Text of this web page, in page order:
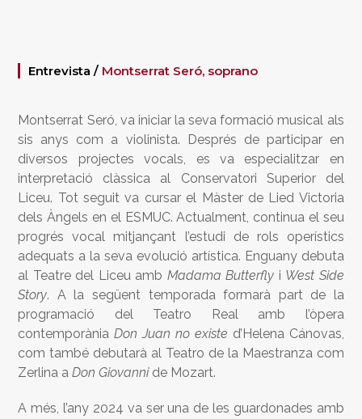
Entrevista / Montserrat Seró, soprano
Montserrat Seró, va iniciar la seva formació musical als
sis anys com a violinista. Després de participar en
diversos projectes vocals, es va especialitzar en
interpretació clàssica al Conservatori Superior del
Liceu. Tot seguit va cursar el Màster de Lied Victoria
dels Àngels en el ESMUC. Actualment, continua el seu
progrés vocal mitjançant l’estudi de rols operístics
adequats a la seva evolució artística. Enguany debuta
al Teatre del Liceu amb Madama Butterfly i West Side
Story. A la següent temporada formarà part de la
programació del Teatro Real amb l’òpera
contemporàniaDon Juan no existe d’Helena Cánovas,
com també debutarà al Teatro de la Maestranza com
Zerlina aDon Giovannide Mozart.
A més, l’any 2024 va ser una de les guardonades amb